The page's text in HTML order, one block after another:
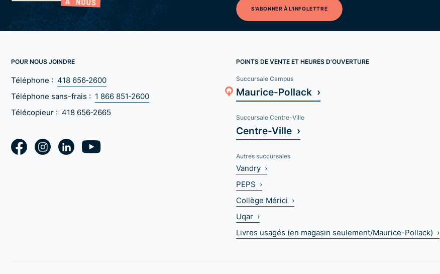
S'ABONNER À L'INFOLETTRE
POUR NOUS JOINDRE
Téléphone : 418 656‑2600
Téléphone sans-frais : 1 866 851‑2600
Télécopieur : 418 656‑2665
POINTS DE VENTE ET HEURES D'OUVERTURE
Succursale Campus
Maurice-Pollack ›
Succursale Centre-Ville
Centre-Ville ›
Autres succursales
Vandry ›
PEPS ›
Collège Mérici ›
Uqar ›
Livres usagés (en magasin seulement/Maurice-Pollack) ›